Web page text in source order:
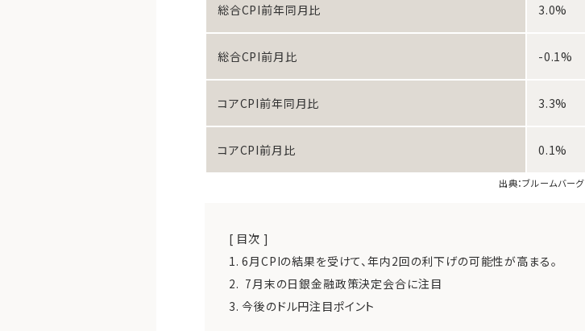
総合CPI前年同月比 3.0%
総合CPI前月比 -0.1%
コアCPI前年同月比 3.3%
コアCPI前月比 0.1%
出典：ブルームバーグ
[ 目次 ]
1. 6月CPIの結果を受けて、年内2回の利下げの可能性が高まる。
2. 7月末の日銀金融政策決定会合に注目
3. 今後のドル円注目ポイント